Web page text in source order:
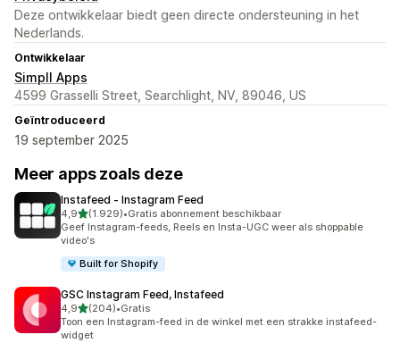
Deze ontwikkelaar biedt geen directe ondersteuning in het
Nederlands.
Ontwikkelaar
Simpll Apps
4599 Grasselli Street, Searchlight, NV, 89046, US
Geïntroduceerd
19 september 2025
Meer apps zoals deze
Instafeed ‑ Instagram Feed
4,9van 5 sterren
(1.929)
1929 recensies in totaal
•Gratis abonnement beschikbaar
Geef Instagram-feeds, Reels en Insta-UGC weer als shoppable
video's
Built for Shopify
GSC Instagram Feed, Instafeed
4,9van 5 sterren
(204)
204 recensies in totaal
•Gratis
Toon een Instagram-feed in de winkel met een strakke instafeed-
widget